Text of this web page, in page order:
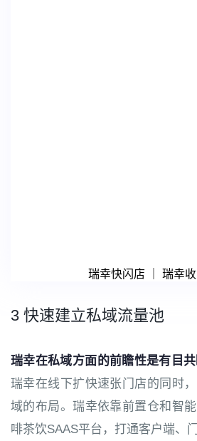
瑞幸快闪店 ｜ 瑞幸
3 快速建立私域流量池
瑞幸在私域方面的前瞻性是有目共
瑞幸在线下扩快速张门店的同时
域的布局。瑞幸依靠前置仓和智
啡茶饮SAAS平台，打通客户端、